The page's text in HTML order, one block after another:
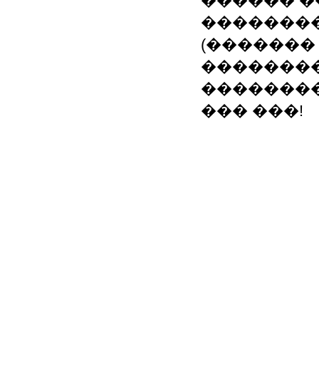
(�������
��� ���!